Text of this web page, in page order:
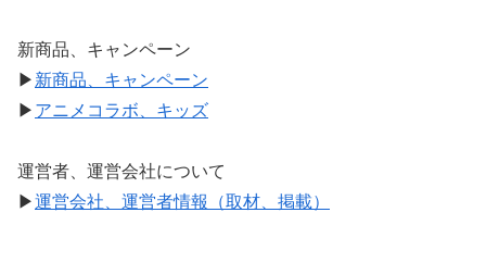
新商品、キャンペーン
▶ 新商品、キャンペーン
▶ アニメコラボ、キッズ
運営者、運営会社について
▶運営会社、運営者情報（取材、掲載）